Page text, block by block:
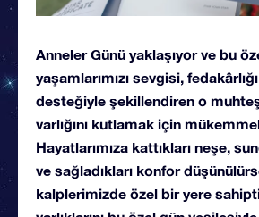
Anneler Günü yaklaşıyor ve bu
yaşamlarımızı sevgisi,
desteğiyle şekillendiren o
varlığını kutlamak için
Hayatlarımıza kattıkları neşe,
ve sağladıkları konfor
kalplerimizde özel bir yere